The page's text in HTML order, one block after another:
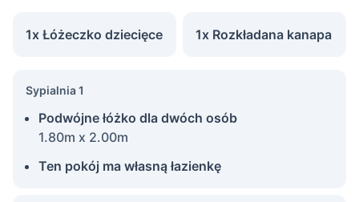
1x Łóżeczko dziecięce 1x Rozkładana kanapa
Sypialnia 1
Podwójne łóżko dla dwóch osób
1.80m x 2.00m
Ten pokój ma własną łazienkę